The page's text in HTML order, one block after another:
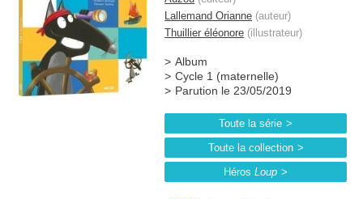
Lallemand Orianne (auteur)
Thuillier éléonore (illustrateur)
Album
Cycle 1 (maternelle)
Parution le 23/05/2019
Toute la série
Toute la collection
HérosLoup